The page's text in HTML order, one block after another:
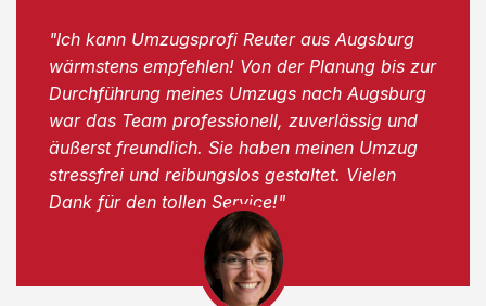
"Ich kann Umzugsprofi Reuter aus Augsburg
wärmstens empfehlen! Von der Planung bis zur
Durchführung meines Umzugs nach Augsburg
war das Team professionell, zuverlässig und
äußerst freundlich. Sie haben meinen Umzug
stressfrei und reibungslos gestaltet. Vielen
Dank für den tollen Service!"